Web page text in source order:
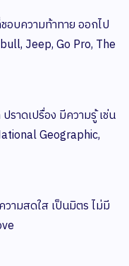
บความท้าทาย ออกไป
Jeep, Go Pro, The
าดเปรื่อง มีความรู้ เช่น
Geographic,
ามสดใส เป็นมิตร ไม่มี